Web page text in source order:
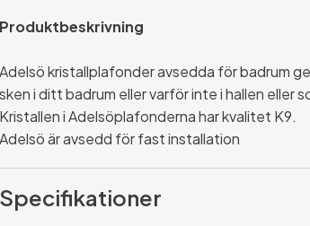
Produktbeskrivning
Adelsö kristallplafonder avsedda för badrum
sken i ditt badrum eller varför inte i hallen eller
Kristallen i Adelsöplafonderna har kvalitet K9.
Adelsö är avsedd för fast installation
Specifikationer